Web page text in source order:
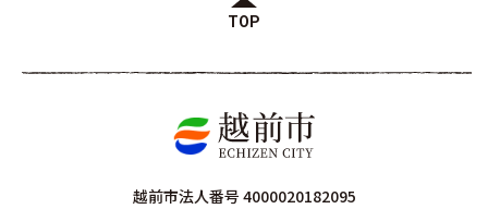
TOP
越前市法人番号 4000020182095